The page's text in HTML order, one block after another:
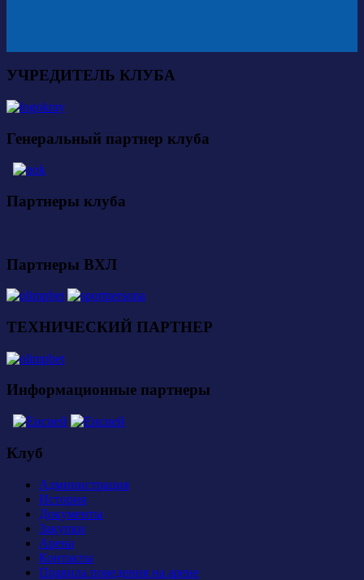
УЧРЕДИТЕЛЬ КЛУБА
Генеральный партнер клуба
Партнеры клуба
Партнеры ВХЛ
ТЕХНИЧЕСКИЙ ПАРТНЕР
Информационные партнеры
Клуб
Администрация
История
Документы
Закупки
Арена
Контакты
Правила поведения на арене